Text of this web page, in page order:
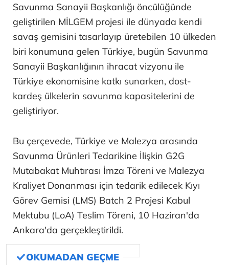
Savunma Sanayii Başkanlığı öncülüğünde
geliştirilen MİLGEM projesi ile dünyada kendi
savaş gemisini tasarlayıp üretebilen 10 ülkeden
biri konumuna gelen Türkiye, bugün Savunma
Sanayii Başkanlığının ihracat vizyonu ile
Türkiye ekonomisine katkı sunarken, dost-
kardeş ülkelerin savunma kapasitelerini de
geliştiriyor.
Bu çerçevede, Türkiye ve Malezya arasında
Savunma Ürünleri Tedarikine İlişkin G2G
Mutabakat Muhtırası İmza Töreni ve Malezya
Kraliyet Donanması için tedarik edilecek Kıyı
Görev Gemisi (LMS) Batch 2 Projesi Kabul
Mektubu (LoA) Teslim Töreni, 10 Haziran'da
Ankara'da gerçekleştirildi.